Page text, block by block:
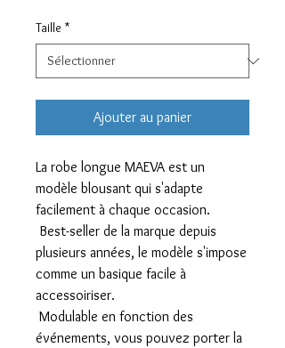
Taille *
Ajouter au panier
La robe longue MAEVA est un
modèle blousant qui s'adapte
facilement à chaque occasion.
Best-seller de la marque depuis
plusieurs années, le modèle s'impose
comme un basique facile à
accessoiriser.
Modulable en fonction des
événements, vous pouvez porter la